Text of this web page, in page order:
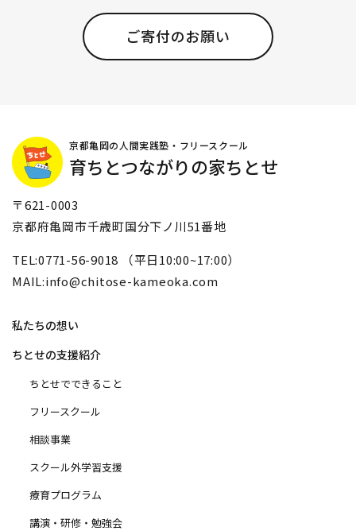
ご寄付のお願い
京都亀岡の人間実践塾・フリースクール
育ちとつながりの家ちとせ
〒621-0003
京都府亀岡市千歳町国分下ノ川51番地
TEL:0771-56-9018 （平日10:00~17:00）
MAIL:info@chitose-kameoka.com
私たちの想い
ちとせの支援紹介
ちとせでできること
フリースクール
相談事業
スクール外学習支援
療育プログラム
講演・研修・勉強会